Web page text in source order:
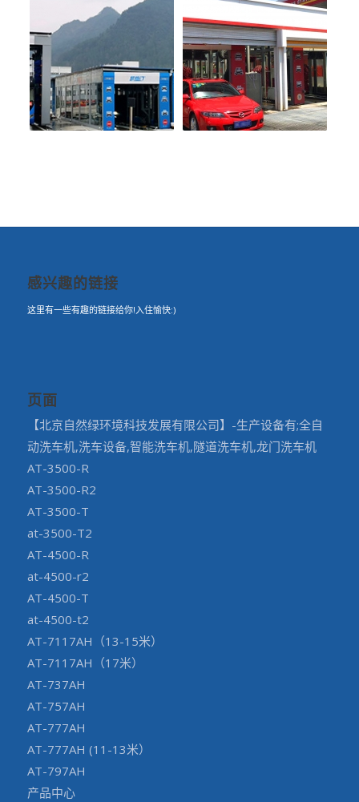
感兴趣的链接
这里有一些有趣的链接给你!入住愉快:)
页面
【北京自然绿环境科技发展有限公司】-生产设备有;全自
动洗车机,洗车设备,智能洗车机,隧道洗车机,龙门洗车机
AT-3500-R
AT-3500-R2
AT-3500-T
at-3500-T2
AT-4500-R
at-4500-r2
AT-4500-T
at-4500-t2
AT-7117AH（13-15米）
AT-7117AH（17米）
AT-737AH
AT-757AH
AT-777AH
AT-777AH (11-13米）
AT-797AH
产品中心